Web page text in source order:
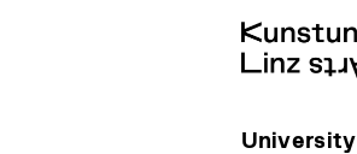
University